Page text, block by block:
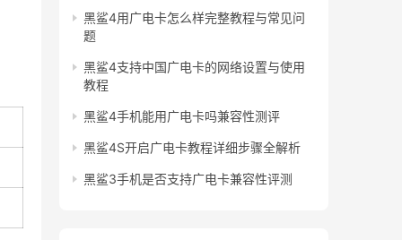
黑鲨4用广电卡怎么样完整教程与常见问
题
黑鲨4支持中国广电卡的网络设置与使用
教程
黑鲨4手机能用广电卡吗兼容性测评
黑鲨4S开启广电卡教程详细步骤全解析
黑鲨3手机是否支持广电卡兼容性评测